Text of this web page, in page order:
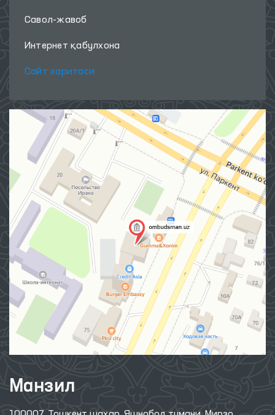
Савол-жавоб
Интернет қабулхона
Сайт харитаси
Манзил